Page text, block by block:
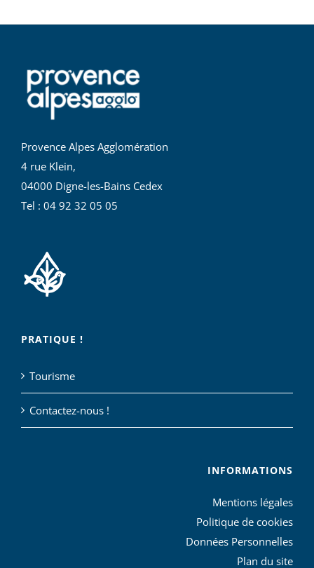
Provence Alpes Agglomération
4 rue Klein,
04000 Digne-les-Bains Cedex
Tel : 04 92 32 05 05
PRATIQUE !
Tourisme
Contactez-nous !
INFORMATIONS
Mentions légales
Politique de cookies
Données Personnelles
Plan du site